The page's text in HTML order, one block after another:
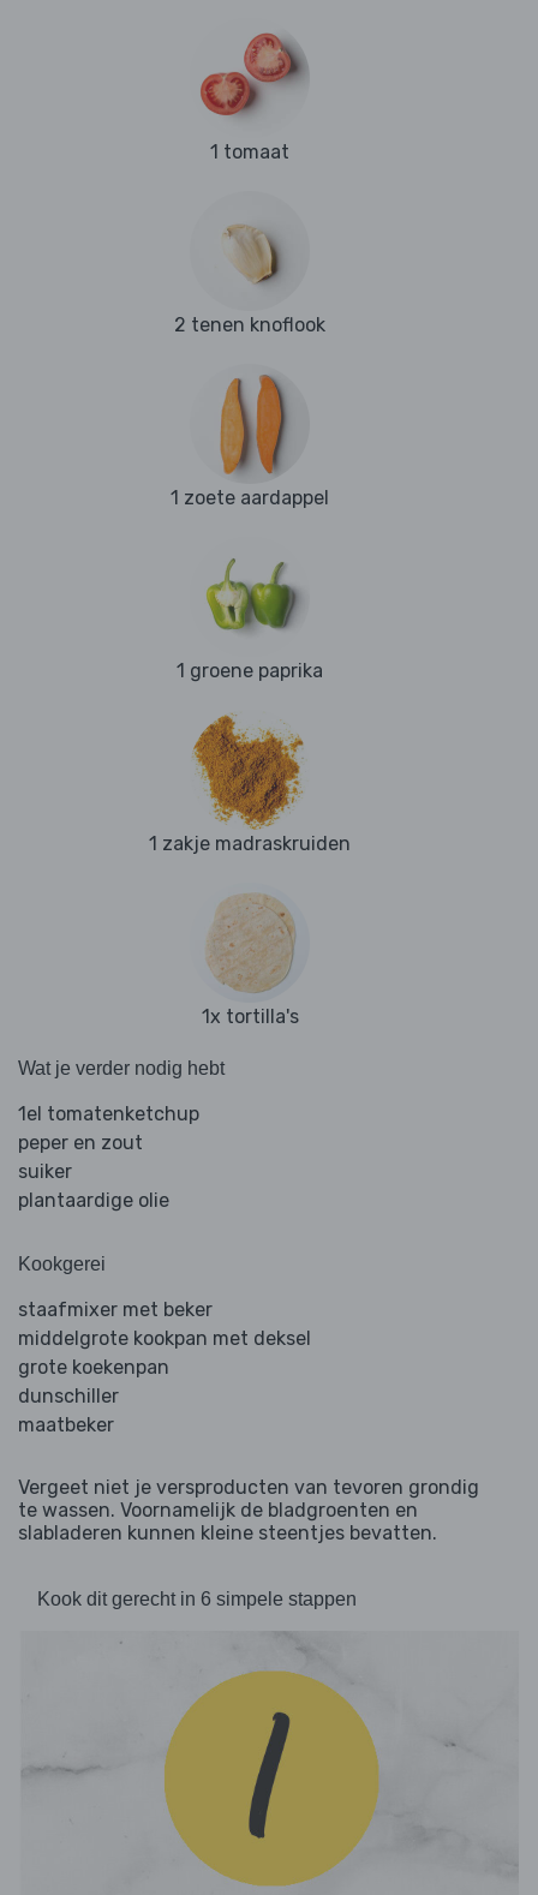
1 tomaat
2 tenen knoflook
1 zoete aardappel
1 groene paprika
1 zakje madraskruiden
1x tortilla's
Wat je verder nodig hebt
1el tomatenketchup
peper en zout
suiker
plantaardige olie
Kookgerei
staafmixer met beker
middelgrote kookpan met deksel
grote koekenpan
dunschiller
maatbeker
Vergeet niet je versproducten van tevoren grondig
te wassen. Voornamelijk de bladgroenten en
slabladeren kunnen kleine steentjes bevatten.
Kook dit gerecht in 6 simpele stappen